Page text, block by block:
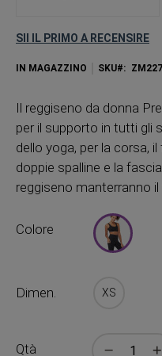
SII IL PRIMO A RECENSIRE
IN MAGAZZINO SKU ZM227
Il reggiseno da donna
per il supporto in tutti gli
dello yoga, per la corsa,
doppie spalline e la
reggiseno manterranno
Colore
Dimen. XS
Qtà